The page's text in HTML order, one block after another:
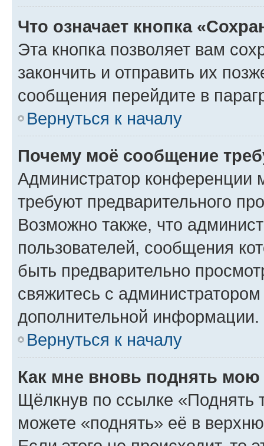
Что означает кнопка
Эта кнопка позволяет вам
закончить и отправить их
сообщения перейдите в
Вернуться к началу
Почему моё сообщение
Администратор конференции
требуют предварительного
Возможно также, что
пользователей, сообщения
быть предварительно
свяжитесь с
дополнительной информации.
Вернуться к началу
Как мне вновь поднять мою
Щёлкнув по ссылке «Поднять
можете «поднять» её в